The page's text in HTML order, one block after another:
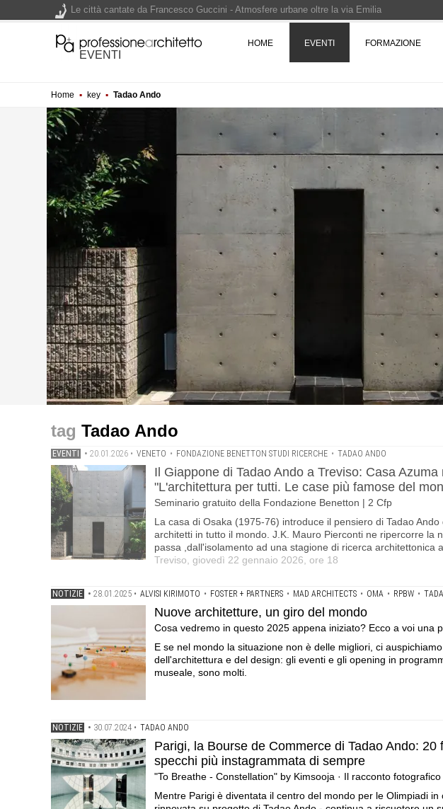
EVENTI
HOME EVENTI FORMAZIONE
Home ▪ key ▪ Tadao Ando
mondo" .Seminario gratuito della Fondazione Benetton | 2 Cfp
sempre ."To Breathe - Constellation" by Kimsooja · Il racconto fotografico di
Tadao Ando
EVENTI • 20.01.2026 • VENETO • FONDAZIONE BENETTON STUDI RICERCHE • TADAO ANDO
Il Giappone di Tadao Ando a Treviso: Casa
"L'architettura per tutti. Le case più famose del
Seminario gratuito della Fondazione Benetton | 2 Cfp
La casa di Osaka (1975-76) introduce il pensiero di Tadao
architetti in tutto il mondo. J.K. Mauro Pierconti ne ripercorre la
passa ,dall'isolamento ad una stagione di ricerca architettonica
Treviso, giovedì 22 gennaio 2026, ore 18
NOTIZIE • 28.01.2025 • ALVISI KIRIMOTO • FOSTER + PARTNERS • MAD ARCHITECTS • OMA • RPBW •
Nuove architetture, un giro del mondo
Cosa vedremo in questo 2025 appena iniziato? Ecco a voi una
E se nel mondo la situazione non è delle migliori, ci
dell'architettura e del design: gli eventi e gli opening in
museale, sono molti.
NOTIZIE • 30.07.2024 • TADAO ANDO
Parigi, la Bourse de Commerce di Tadao Ando:
specchi più instagrammata di sempre
"To Breathe - Constellation" by Kimsooja · Il racconto
Mentre Parigi è diventata il centro del mondo per le Olimpiadi
Le città cantate da Francesco Guccini - Atmosfere urbane oltre la via Emilia
200 manifesti per i 200 anni di Carlo Collodi, creatore di Pinocchio - Call di grafica